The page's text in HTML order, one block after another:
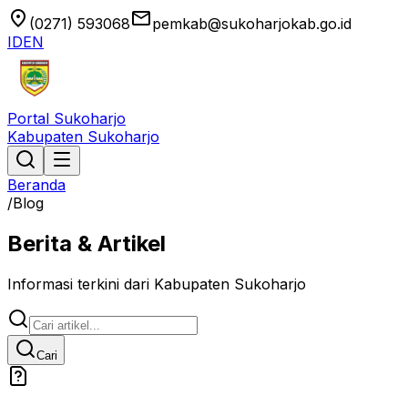
location_on (0271) 593068emailpemkab@sukoharjokab.go.id
IDEN
Portal Sukoharjo
Kabupaten Sukoharjo
Beranda
/Blog
Berita & Artikel
Informasi terkini dari Kabupaten Sukoharjo
Cari